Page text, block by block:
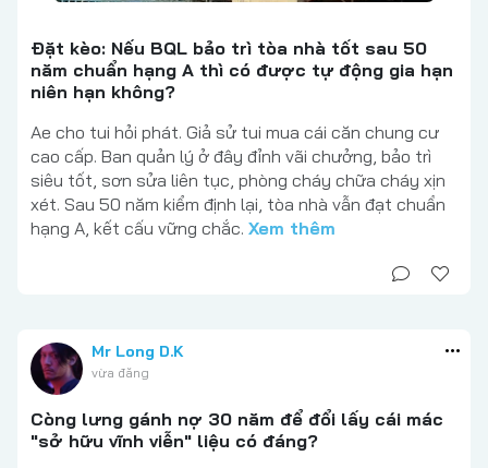
Đặt kèo: Nếu BQL bảo trì tòa nhà tốt sau 50
năm chuẩn hạng A thì có được tự động gia hạn
niên hạn không?
Ae cho tui hỏi phát. Giả sử tui mua cái căn chung cư
cao cấp. Ban quản lý ở đây đỉnh vãi chưởng, bảo trì
siêu tốt, sơn sửa liên tục, phòng cháy chữa cháy xịn
xét. Sau 50 năm kiểm định lại, tòa nhà vẫn đạt chuẩn
hạng A, kết cấu vững chắc. Xem thêm
Mr Long D.K
vừa đăng
Còng lưng gánh nợ 30 năm để đổi lấy cái mác
"sở hữu vĩnh viễn" liệu có đáng?